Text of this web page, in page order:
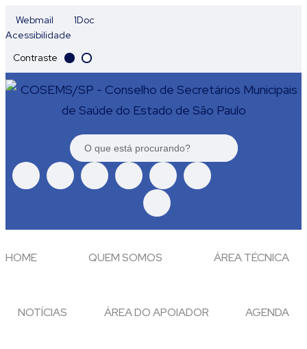
Webmail
1Doc
Acessibilidade
Contraste
HOME QUEM SOMOS ÁREA TÉCNICA
NOTÍCIAS ÁREA DO APOIADOR AGENDA